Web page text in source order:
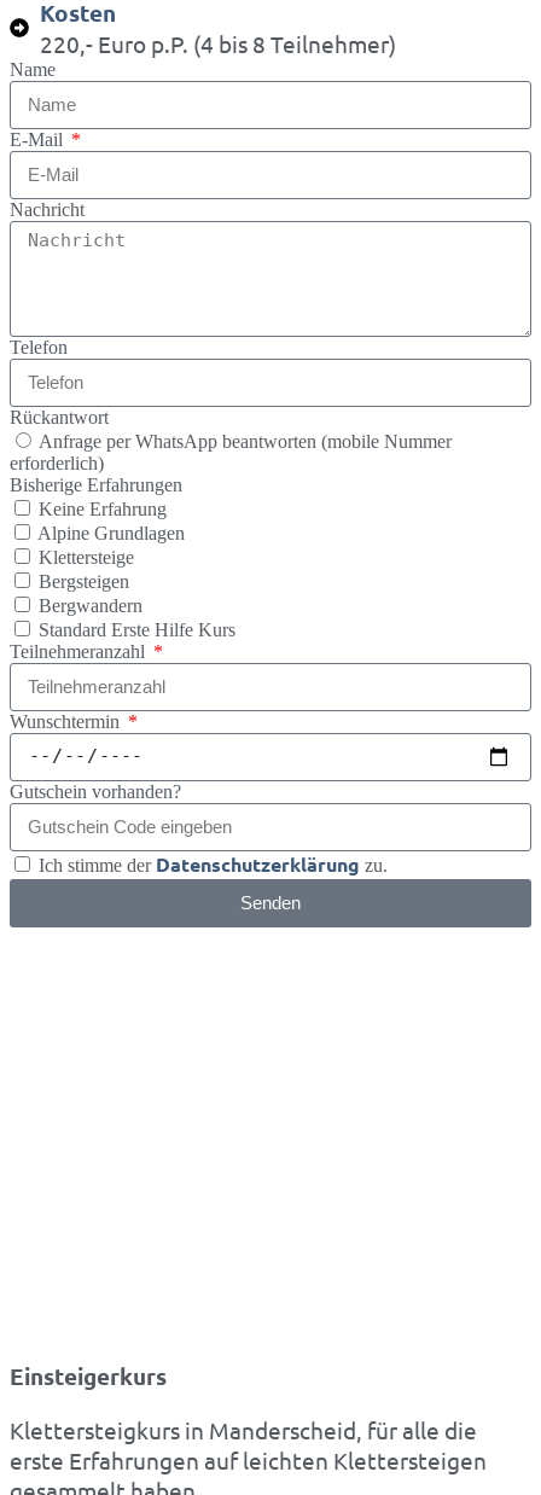
Kosten
220,- Euro p.P. (4 bis 8 Teilnehmer)
Name
E-Mail
Nachricht
Telefon
Rückantwort
Anfrage per WhatsApp beantworten (mobile Nummer
erforderlich)
Bisherige Erfahrungen
Keine Erfahrung
Alpine Grundlagen
Klettersteige
Bergsteigen
Bergwandern
Standard Erste Hilfe Kurs
Teilnehmeranzahl
Wunschtermin
Gutschein vorhanden?
Ich stimme der Datenschutzerklärung zu.
Senden
Einsteigerkurs
Klettersteigkurs in Manderscheid, für alle die
erste Erfahrungen auf leichten Klettersteigen